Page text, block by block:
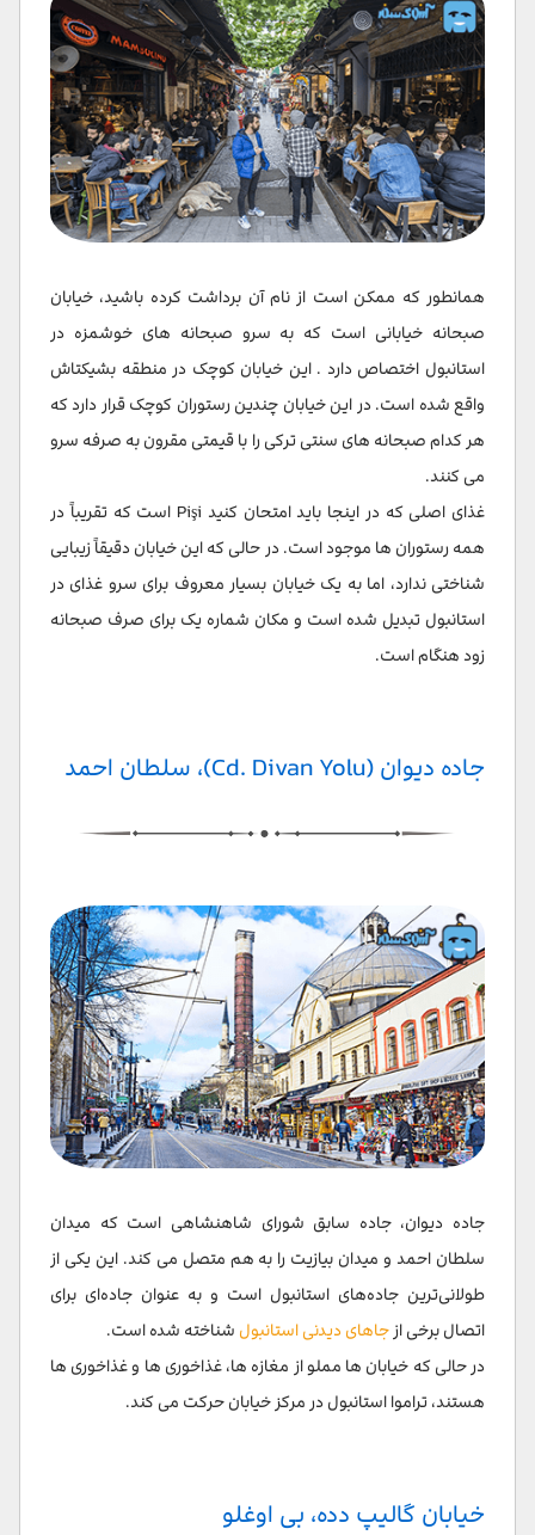
همانطور که ممکن است از نام آن برداشت کرده باشید، خیابان
صبحانه خیابانی است که به سرو صبحانه های خوشمزه در
استانبول اختصاص دارد . این خیابان کوچک در منطقه بشیکتاش
واقع شده است. در این خیابان چندین رستوران کوچک قرار دارد که
هر کدام صبحانه های سنتی ترکی را با قیمتی مقرون به صرفه سرو
می کنند.
غذای اصلی که در اینجا باید امتحان کنید Pişi است که تقریباً در
همه رستوران ها موجود است. در حالی که این خیابان دقیقاً زیبایی
شناختی ندارد، اما به یک خیابان بسیار معروف برای سرو غذای در
استانبول تبدیل شده است و مکان شماره یک برای صرف صبحانه
زود هنگام است.
جاده دیوان (Cd. Divan Yolu)، سلطان احمد
جاده دیوان، جاده سابق شورای شاهنشاهی است که میدان
سلطان احمد و میدان بیازیت را به هم متصل می کند. این یکی از
طولانی‌ترین جاده‌های استانبول است و به عنوان جاده‌ای برای
اتصال برخی ازجاهای دیدنی استانبول شناخته شده است.
در حالی که خیابان ها مملو از مغازه ها، غذاخوری ها و غذاخوری ها
هستند، تراموا استانبول در مرکز خیابان حرکت می کند.
خیابان گالیپ دده، بی اوغلو